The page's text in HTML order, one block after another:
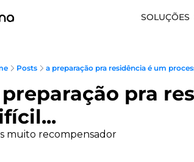
SOLUÇÕES
Posts a preparação pra residência é um
pra
muito recompensador